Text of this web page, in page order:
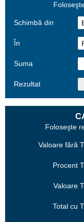
Schimbă din
În
Suma
Rezultat
Foloseşte
Valoare fără
Procent
Valoare
Total cu